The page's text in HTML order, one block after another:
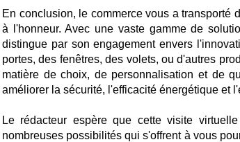
En conclusion, le commerce vous a
à l'honneur. Avec une vaste gamme de
distingue par son engagement envers
portes, des fenêtres, des volets, ou d'autres
matière de choix, de personnalisation et de
améliorer la sécurité, l'efficacité énergétique et
Le rédacteur espère que cette visite
nombreuses possibilités qui s'offrent à vous